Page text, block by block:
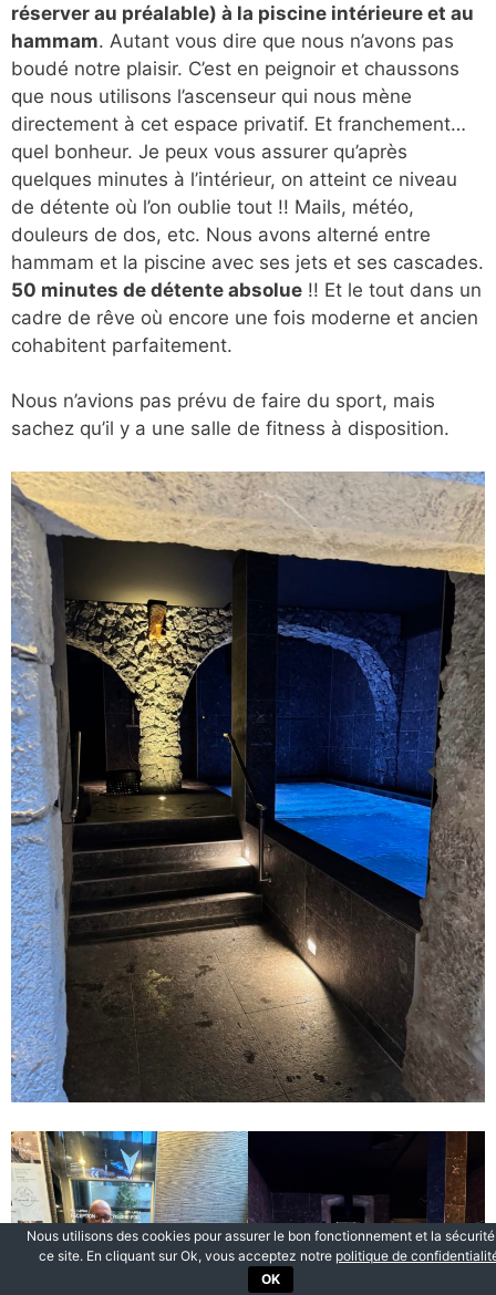
réserver au préalable) à la piscine intérieure et au
hammam. Autant vous dire que nous n’avons pas
boudé notre plaisir. C’est en peignoir et chaussons
que nous utilisons l’ascenseur qui nous mène
directement à cet espace privatif. Et franchement…
quel bonheur. Je peux vous assurer qu’après
quelques minutes à l’intérieur, on atteint ce niveau
de détente où l’on oublie tout !! Mails, météo,
douleurs de dos, etc. Nous avons alterné entre
hammam et la piscine avec ses jets et ses cascades.
50 minutes de détente absolue !! Et le tout dans un
cadre de rêve où encore une fois moderne et ancien
cohabitent parfaitement.
Nous n’avions pas prévu de faire du sport, mais
sachez qu’il y a une salle de fitness à disposition.
Nous utilisons des cookies pour assurer le bon fonctionnement et la
ce site. En cliquant sur Ok, vous acceptez notre politique de
OK